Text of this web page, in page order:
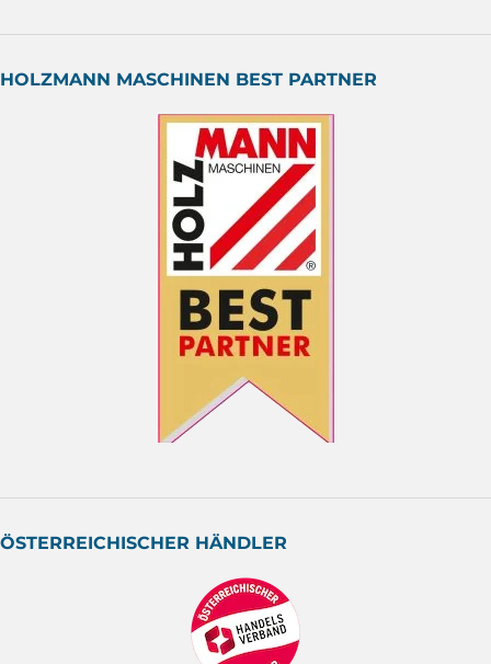
HOLZMANN MASCHINEN BEST PARTNER
ÖSTERREICHISCHER HÄNDLER